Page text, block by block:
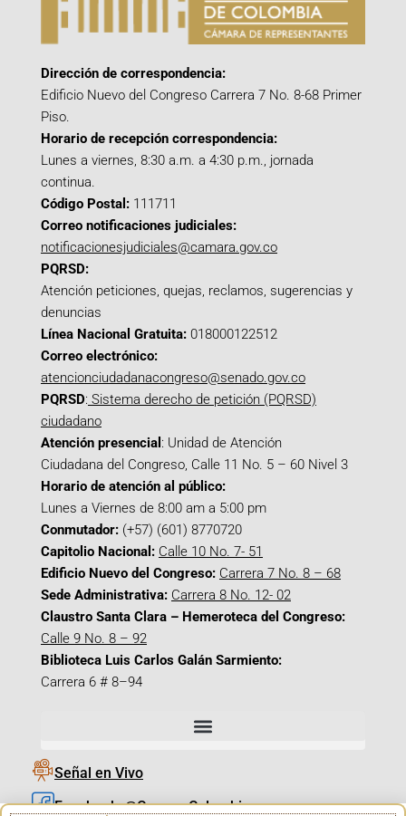
Dirección de correspondencia:
Edificio Nuevo del Congreso Carrera 7 No. 8-68 Primer
Piso.
Horario de recepción correspondencia:
Lunes a viernes, 8:30 a.m. a 4:30 p.m., jornada
continua.
Código Postal: 111711
Correo notificaciones judiciales:
notificacionesjudiciales@camara.gov.co
PQRSD:
Atención peticiones, quejas, reclamos, sugerencias y
denuncias
Línea Nacional Gratuita: 018000122512
Correo electrónico:
atencionciudadanacongreso@senado.gov.co
PQRSD: Sistema derecho de petición (PQRSD)
ciudadano
Atención presencial : Unidad de Atención
Ciudadana del Congreso, Calle 11 No. 5 – 60 Nivel 3
Horario de atención al público:
Lunes a Viernes de 8:00 am a 5:00 pm
Conmutador: (+57) (601) 8770720
Capitolio Nacional: Calle 10 No. 7- 51
Edificio Nuevo del Congreso: Carrera 7 No. 8 – 68
Sede Administrativa: Carrera 8 No. 12- 02
Claustro Santa Clara – Hemeroteca del Congreso:
Calle 9 No. 8 – 92
Biblioteca Luis Carlos Galán Sarmiento:
Carrera 6 # 8–94
Señal en Vivo
Facebook_@CamaraColombia